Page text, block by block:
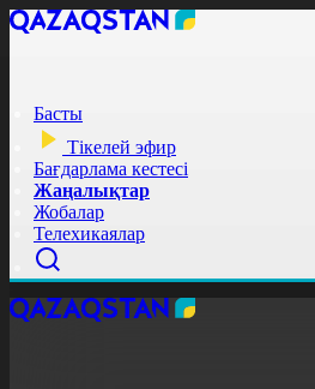
Басты
Тікелей эфир
Бағдарлама кестесі
Жаңалықтар
Жобалар
Телехикаялар